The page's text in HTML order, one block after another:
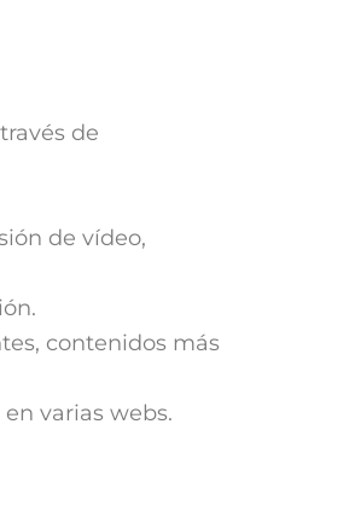
de
de vídeo,
contenidos más
varias webs.